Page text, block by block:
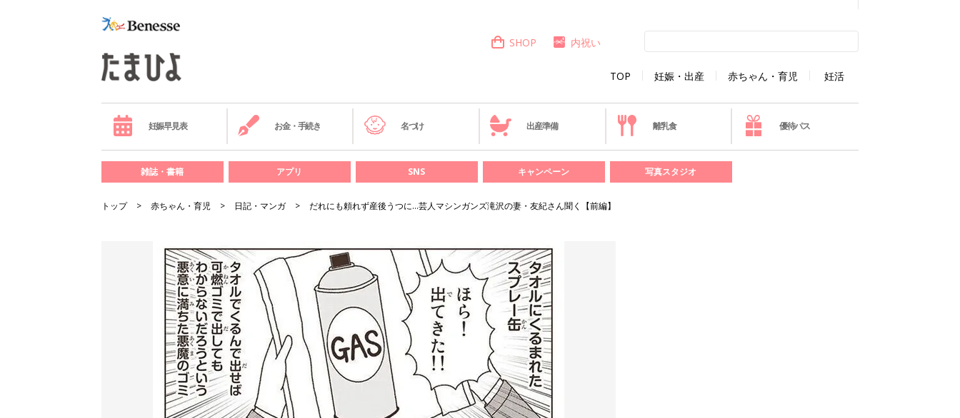
TOP 妊娠・出産 赤ちゃん・育児 妊活
SHOP 内祝い
妊娠早見表 お金・手続き 名づけ 出産準備 離乳食 優待パス
雑誌・書籍 アプリ SNS キャンペーン 写真スタジオ
トップ 赤ちゃん・育児 日記・マンガ だれにも頼れず産後うつに…芸人マシンガンズ滝沢の妻・友紀さん聞く【前編】